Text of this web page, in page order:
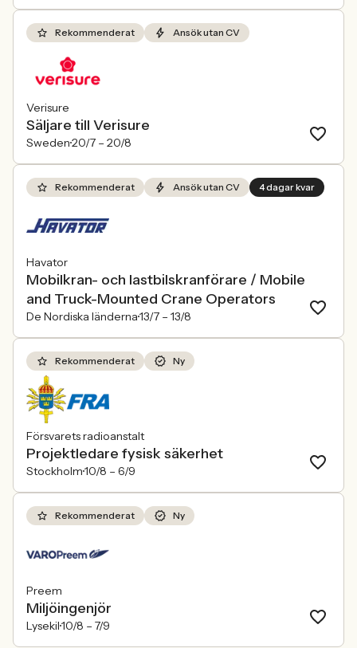
Rekommenderat Ansök utan CV
Verisure
Säljare till Verisure
Sweden20/7 – 20/8
Rekommenderat Ansök utan CV 4 dagar kvar
Havator
Mobilkran- och lastbilskranförare / Mobile
and Truck-Mounted Crane Operators
De Nordiska länderna13/7 – 13/8
Rekommenderat Ny
Försvarets radioanstalt
Projektledare fysisk säkerhet
Stockholm10/8 – 6/9
Rekommenderat Ny
Preem
Miljöingenjör
Lysekil10/8 – 7/9